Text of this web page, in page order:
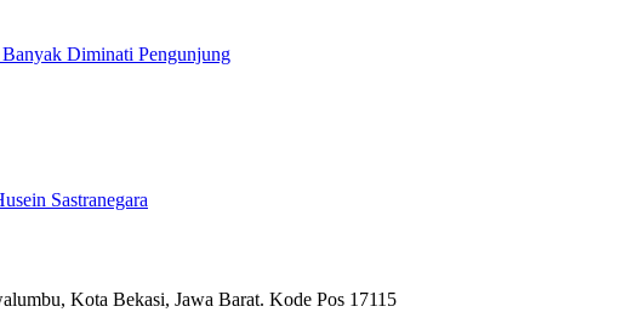
Diminati Pengunjung
Sastranegara
Kota Bekasi, Jawa Barat. Kode Pos 17115